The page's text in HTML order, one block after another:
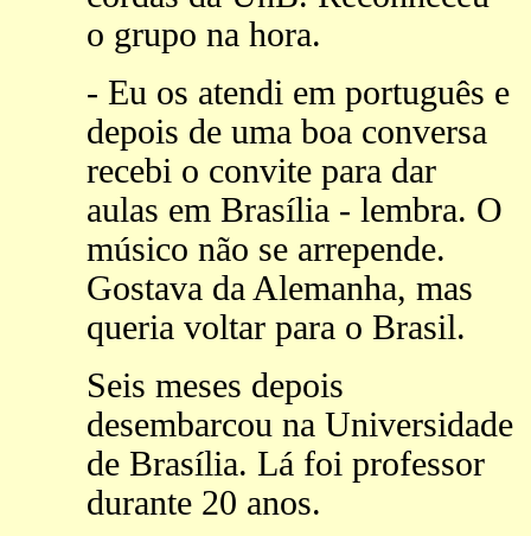
o grupo na hora.
- Eu os atendi em português e
depois de uma boa conversa
recebi o convite para dar
aulas em Brasília - lembra. O
músico não se arrepende.
Gostava da Alemanha, mas
queria voltar para o Brasil.
Seis meses depois
desembarcou na Universidade
de Brasília. Lá foi professor
durante 20 anos.